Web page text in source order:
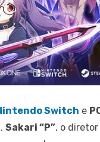
Switch e
Sakari “P”, o